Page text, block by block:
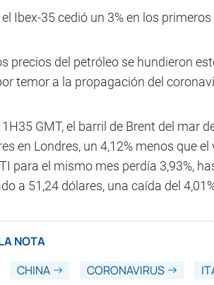
Ibex-35 cedió un 3% en los
precios del petróleo se hundieron
temor a la propagación del
GMT, el barril de Brent del mar
en Londres, un 4,12% menos que el
para el mismo mes perdía 3,93%,
a 51,24 dólares, una caída del
NOTA
CHINA CORONAVIRUS